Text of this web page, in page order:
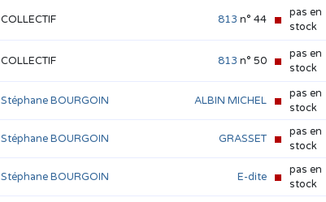
COLLECTIF 813 n° 44
pas en
stock
COLLECTIF 813 n° 50
pas en
stock
Stéphane BOURGOIN ALBIN MICHEL
pas en
stock
Stéphane BOURGOIN GRASSET
pas en
stock
Stéphane BOURGOIN E-dite
pas en
stock